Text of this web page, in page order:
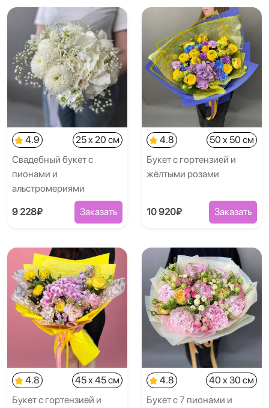
4.9
25 x 20 см
Свадебный букет с
пионами и
альстромериями
9 228₽ Заказать
4.8
50 x 50 см
Букет с гортензией и
жёлтыми розами
10 920₽ Заказать
4.8
45 x 45 см
Букет с гортензией и
4.8
40 x 30 см
Букет с 7 пионами и